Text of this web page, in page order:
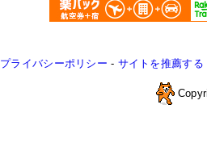
プライバシーポリシー - サイトを推薦する